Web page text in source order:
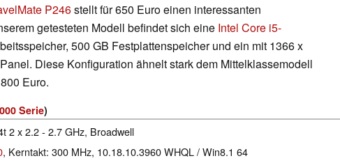
P246stellt für 650 Euro einen interessanten
getesteten Modell befindet sich eine Intel Core i5-
500 GB Festplattenspeicher und ein mit 1366 x
Diese Konfiguration ähnelt stark dem Mittelklassemodell
Euro.
Serie)
2 x 2.2 - 2.7 GHz, Broadwell
, Kerntakt: 300 MHz, 10.18.10.3960 WHQL / Win8.1 64